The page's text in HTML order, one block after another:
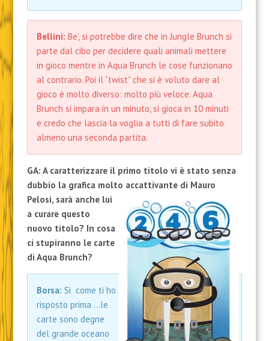
Bellini: Be’, si potrebbe dire che in Jungle Brunch si
parte dal cibo per decidere quali animali mettere
in gioco mentre in Aqua Brunch le cose funzionano
al contrario. Poi il “twist” che si è voluto dare al
gioco è molto diverso: molto più veloce. Aqua
Brunch si impara in un minuto, si gioca in 10 minuti
e credo che lascia la voglia a tutti di fare subito
almeno una seconda partita.
GA: A caratterizzare il primo titolo vi è stato senza
dubbio la grafica molto accattivante di Mauro
Pelosi, sarà anche lui
a curare questo
nuovo titolo? In cosa
ci stupiranno le carte
di Aqua Brunch?
Borsa: Si come ti ho
risposto prima …le
carte sono degne
del grande oceano